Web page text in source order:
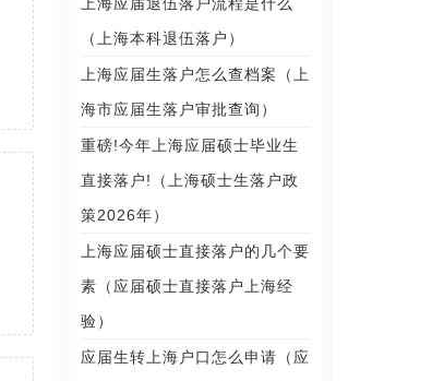
（上海本科退伍落户）
上海应届生落户怎么查档案（上
海市应届生落户审批查询）
重磅!今年上海应届硕士毕业生
直接落户!（上海硕士生落户政
策2026年）
上海应届硕士直接落户的几个要
素（应届硕士直接落户上海经
验）
应届生转上海户口怎么申请（应